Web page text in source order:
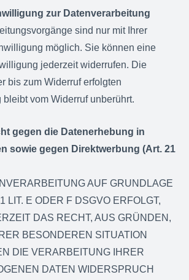
zur Datenverarbeitung
sind nur mit Ihrer
möglich. Sie können eine
jederzeit widerrufen. Die
bis zum Widerruf erfolgten
bleibt vom Widerruf unberührt.
gegen die Datenerhebung in
sowie gegen Direktwerbung (Art. 21
AUF GRUNDLAGE
LIT. E ODER F DSGVO ERFOLGT,
DAS RECHT, AUS GRÜNDEN,
BESONDEREN SITUATION
DIE VERARBEITUNG IHRER
DATEN WIDERSPRUCH